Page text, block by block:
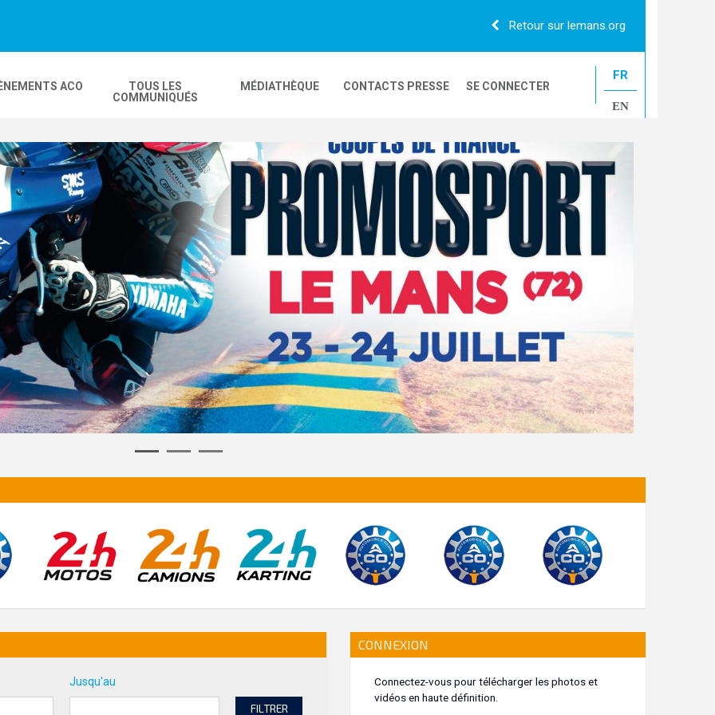
Retour sur lemans.org
ACO
MOBILITÉ 24H MOTOS 24H CAMIONS
COMPLEXE KARTING GP FRANCE MOTO LE MANS CLASSIC
TOUS LES
COMMUNIQUÉS
MÉDIATHÈQUE CONTACTS PRESSE SE CONNECTER
FR
EN
Jusqu'au
FILTRER
CONNEXION
Connectez-vous pour télécharger les photos et
vidéos en haute définition.